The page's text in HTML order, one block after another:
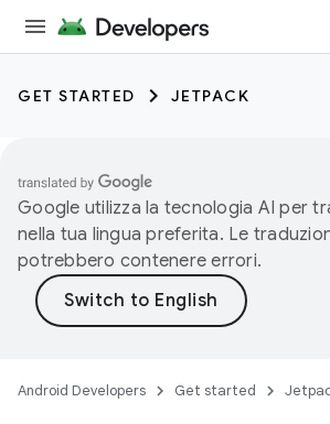
GET STARTED JETPACK
Google utilizza la tecnologia AI per
nella tua lingua preferita. Le
potrebbero contenere errori.
Android Developers Get started